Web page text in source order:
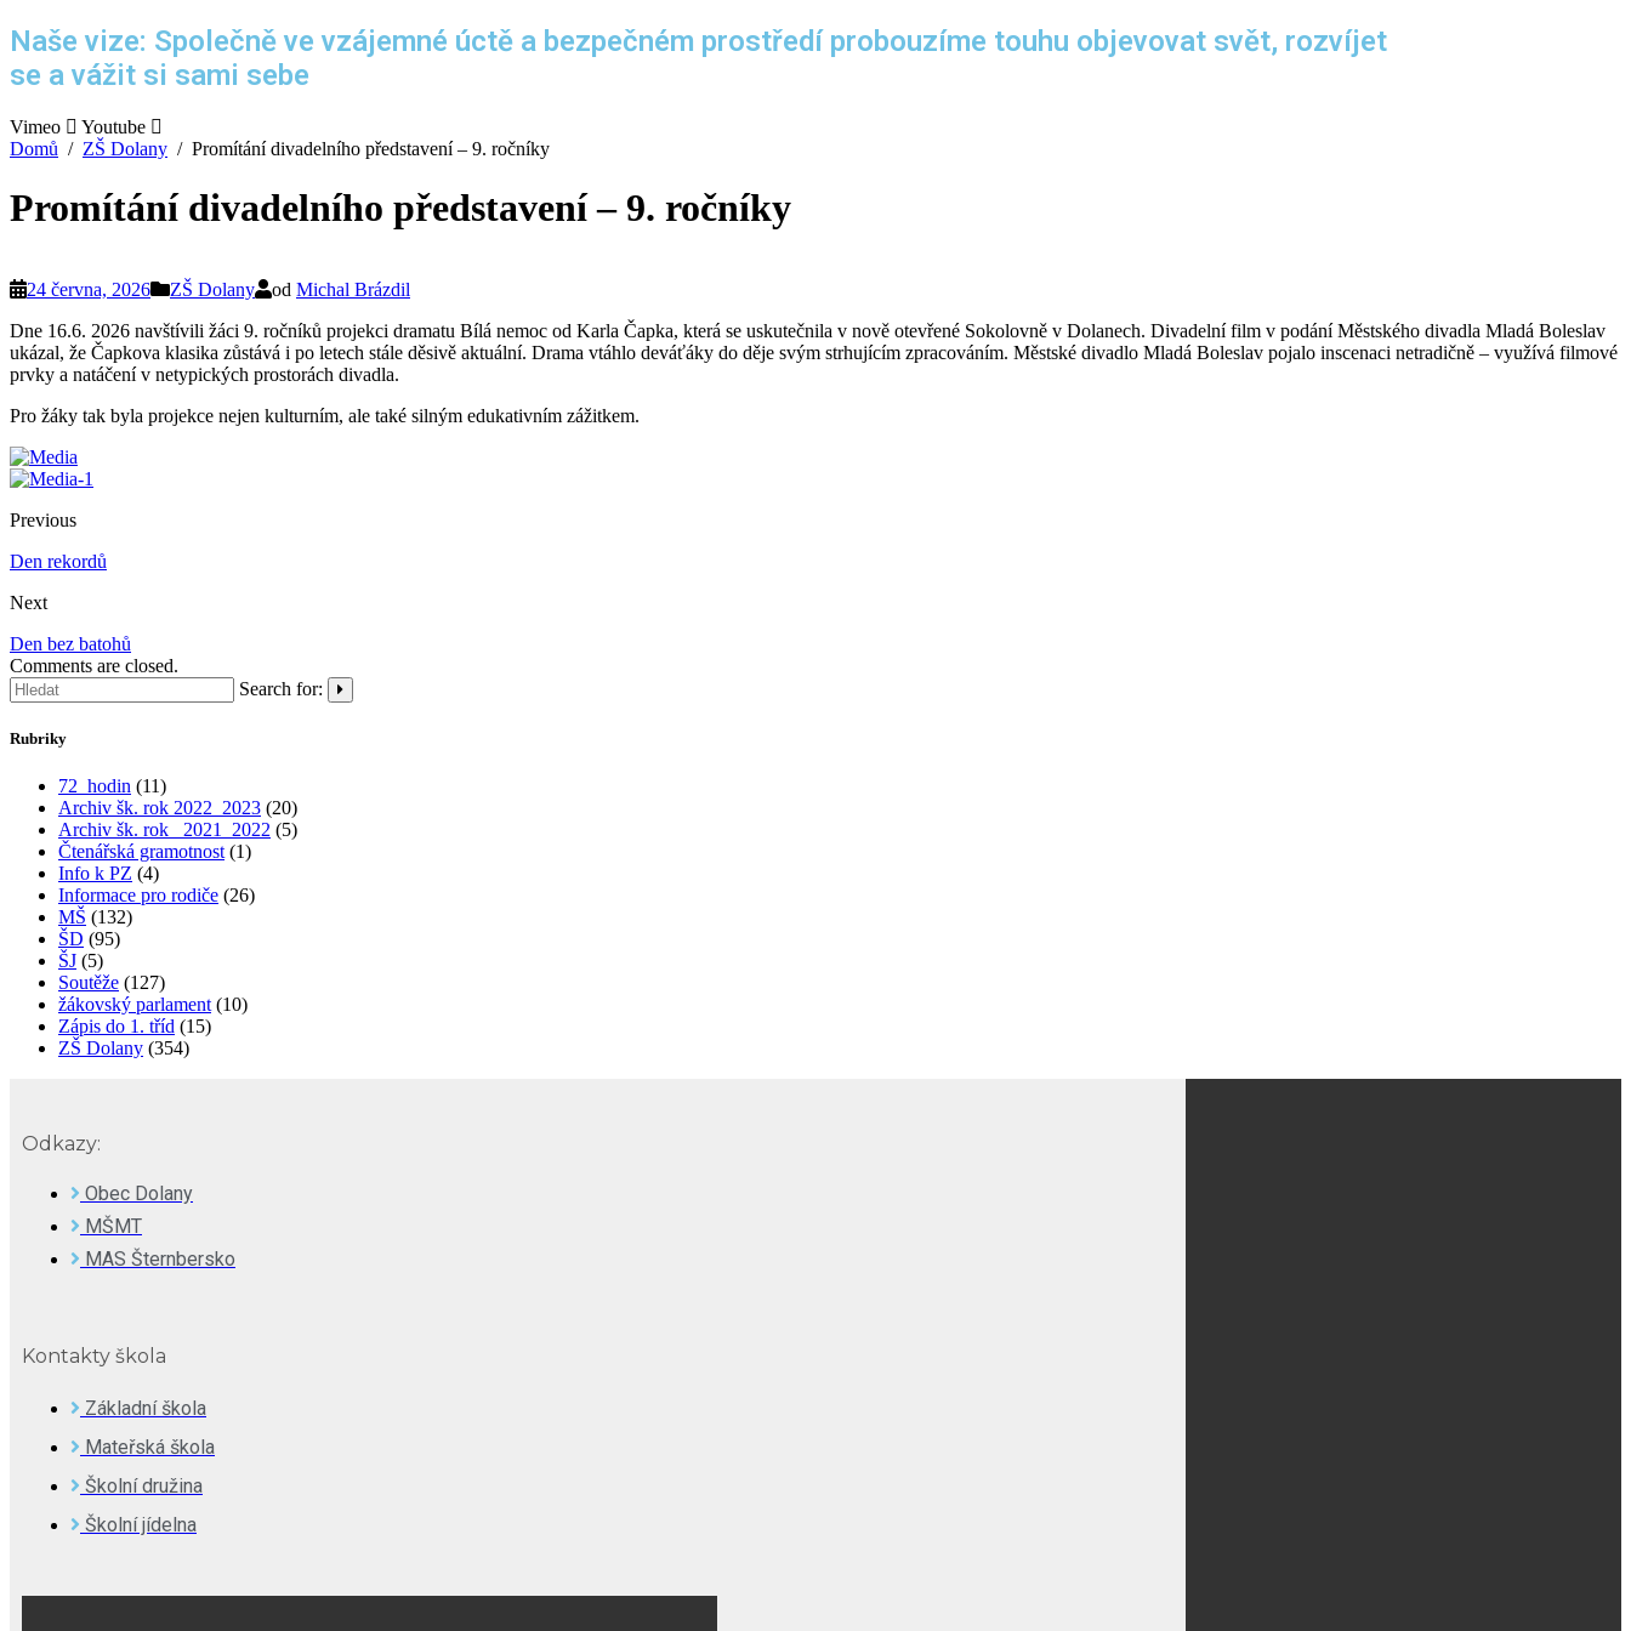
Naše vize: Společně ve vzájemné úctě a bezpečném prostředí probouzíme touhu objevovat svět, rozvíjet
se a vážit si sami sebe
Vimeo
Youtube
Domů
ZŠ Dolany Promítání divadelního představení – 9. ročníky
Promítání divadelního představení – 9. ročníky
24 června, 2026 ZŠ Dolany od Michal Brázdil
Dne 16.6. 2026 navštívili žáci 9. ročníků projekci dramatu Bílá nemoc od Karla Čapka, která se uskutečnila v nově otevřené Sokolovně v Dolanech. Divadelní film v podání Městského divadla Mladá Boleslav
ukázal, že Čapkova klasika zůstává i po letech stále děsivě aktuální. Drama vtáhlo deváťáky do děje svým strhujícím zpracováním. Městské divadlo Mladá Boleslav pojalo inscenaci netradičně – využívá filmové
prvky a natáčení v netypických prostorách divadla.
Pro žáky tak byla projekce nejen kulturním, ale také silným edukativním zážitkem.
Previous
Den rekordů
Next
Den bez batohů
Comments are closed.
Search for:
Rubriky
72_hodin (11)
Archiv šk. rok 2022_2023 (20)
Archiv šk. rok_ 2021_2022 (5)
Čtenářská gramotnost (1)
Info k PZ (4)
Informace pro rodiče (26)
MŠ (132)
ŠD (95)
ŠJ (5)
Soutěže (127)
žákovský parlament (10)
Zápis do 1. tříd (15)
ZŠ Dolany (354)
Odkazy:
Obec Dolany
MŠMT
MAS Šternbersko
Kontakty škola
Základní škola
Mateřská škola
Školní družina
Školní jídelna